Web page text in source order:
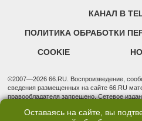
КАНАЛ В
ПОЛИТИКА ОБРАБОТКИ
COOKIE
©2007—2026 66.RU. Воспроизведение,
сведения размещенных на сайте 66.RU
правообладателя запрещено. Сетевое
надзору в сфере связи, информационных
Оставаясь на сайте, вы